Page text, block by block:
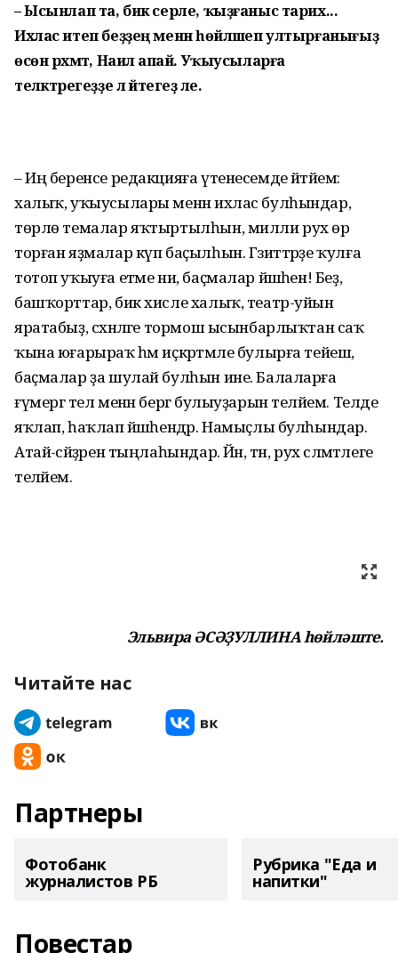
– Ысынлап та, бик серле, ҡыҙғаныс тарих...
Ихлас итеп беҙҙең менән һөйләшеп ултырғанығыҙ
өсөн рәхмәт, Наилә апай. Уҡыусыларға
теләктәрегеҙҙе лә әйтегеҙ әле.
– Иң беренсе редакцияға үтенесемде әйтәйем:
халыҡ, уҡыусылары менән ихлас булһындар,
төрлө темалар яҡтыртылһын, милли рух өрә
торған яҙмалар күп баҫылһын. Гәзиттәрҙе ҡулға
тотоп уҡыуға етәме ни, баҫмалар йәшәһен! Беҙ,
башҡорттар, бик хисле халыҡ, театр-уйын
яратабыҙ, сәхнәләге тормош ысынбарлыҡтан саҡ
ҡына юғарыраҡ һәм иҫкәртмәле булырға тейеш,
баҫмалар ҙа шулай булһын ине. Балаларға
ғүмергә тел менән бергә булыу­ҙарын теләйем. Телде
яҡлап, һаҡлап йәшәһендәр. Намыҫлы булһындар.
Атай-әсәйҙәрен тыңлаһындар. Йән, тән, рух сәләмәтлеге
теләйем.
Эльвира ӘСӘҘУЛЛИНА һөйләште.
Читайте нас
Партнеры
Фотобанк
журналистов РБ
Рубрика "Еда и
напитки"
Повестар